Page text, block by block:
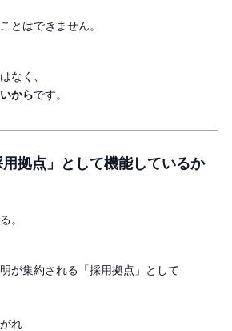
とはできません。
なく、
からです。
拠点」として機能しているか
。
が集約される「採用拠点」として
れ